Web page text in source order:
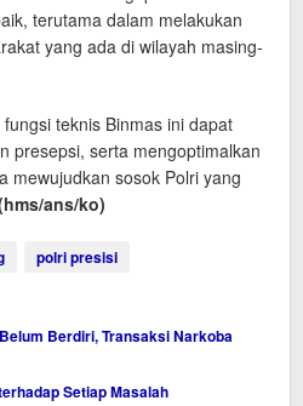
terutama dalam melakukan
yang ada di wilayah masing-
teknis Binmas ini dapat
presepsi, serta mengoptimalkan
mewujudkan sosok Polri yang
ans/ko)
polri presisi
Berdiri, Transaksi Narkoba
Setiap Masalah